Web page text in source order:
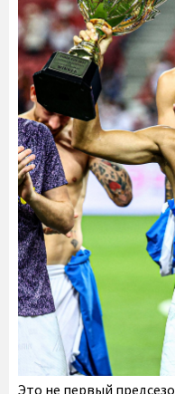
Это не первый